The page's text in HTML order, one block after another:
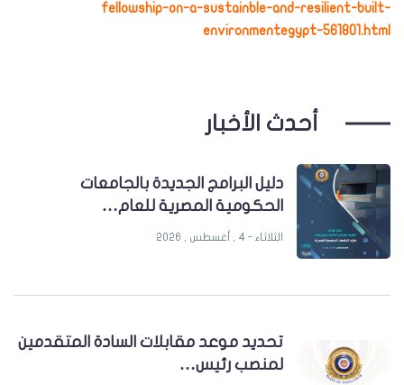
fellowship-on-a-sustainble-and-resilient-built-
environmentegypt-561801.html
أحدث الأخبار
دليل البرامج الجديدة بالجامعات
الحكومية المصرية للعام…
الثلاثاء - 4 , أغسطس , 2026
تحديد موعد مقابلات السادة المتقدمين
لمنصب رئيس…